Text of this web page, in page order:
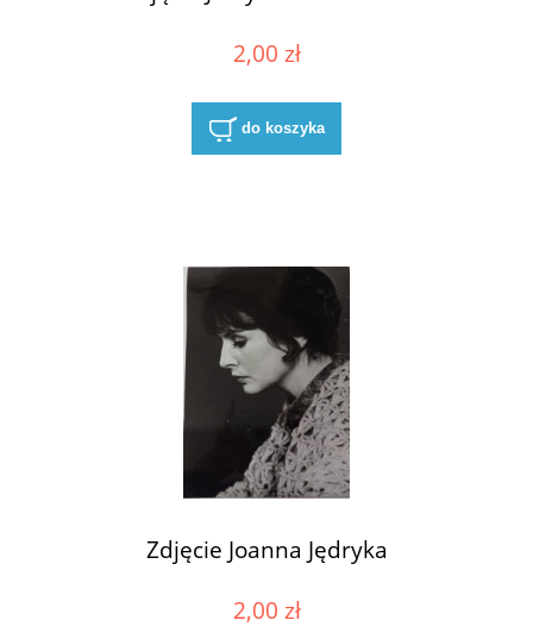
2,00 zł
do koszyka
Zdjęcie Joanna Jędryka
2,00 zł